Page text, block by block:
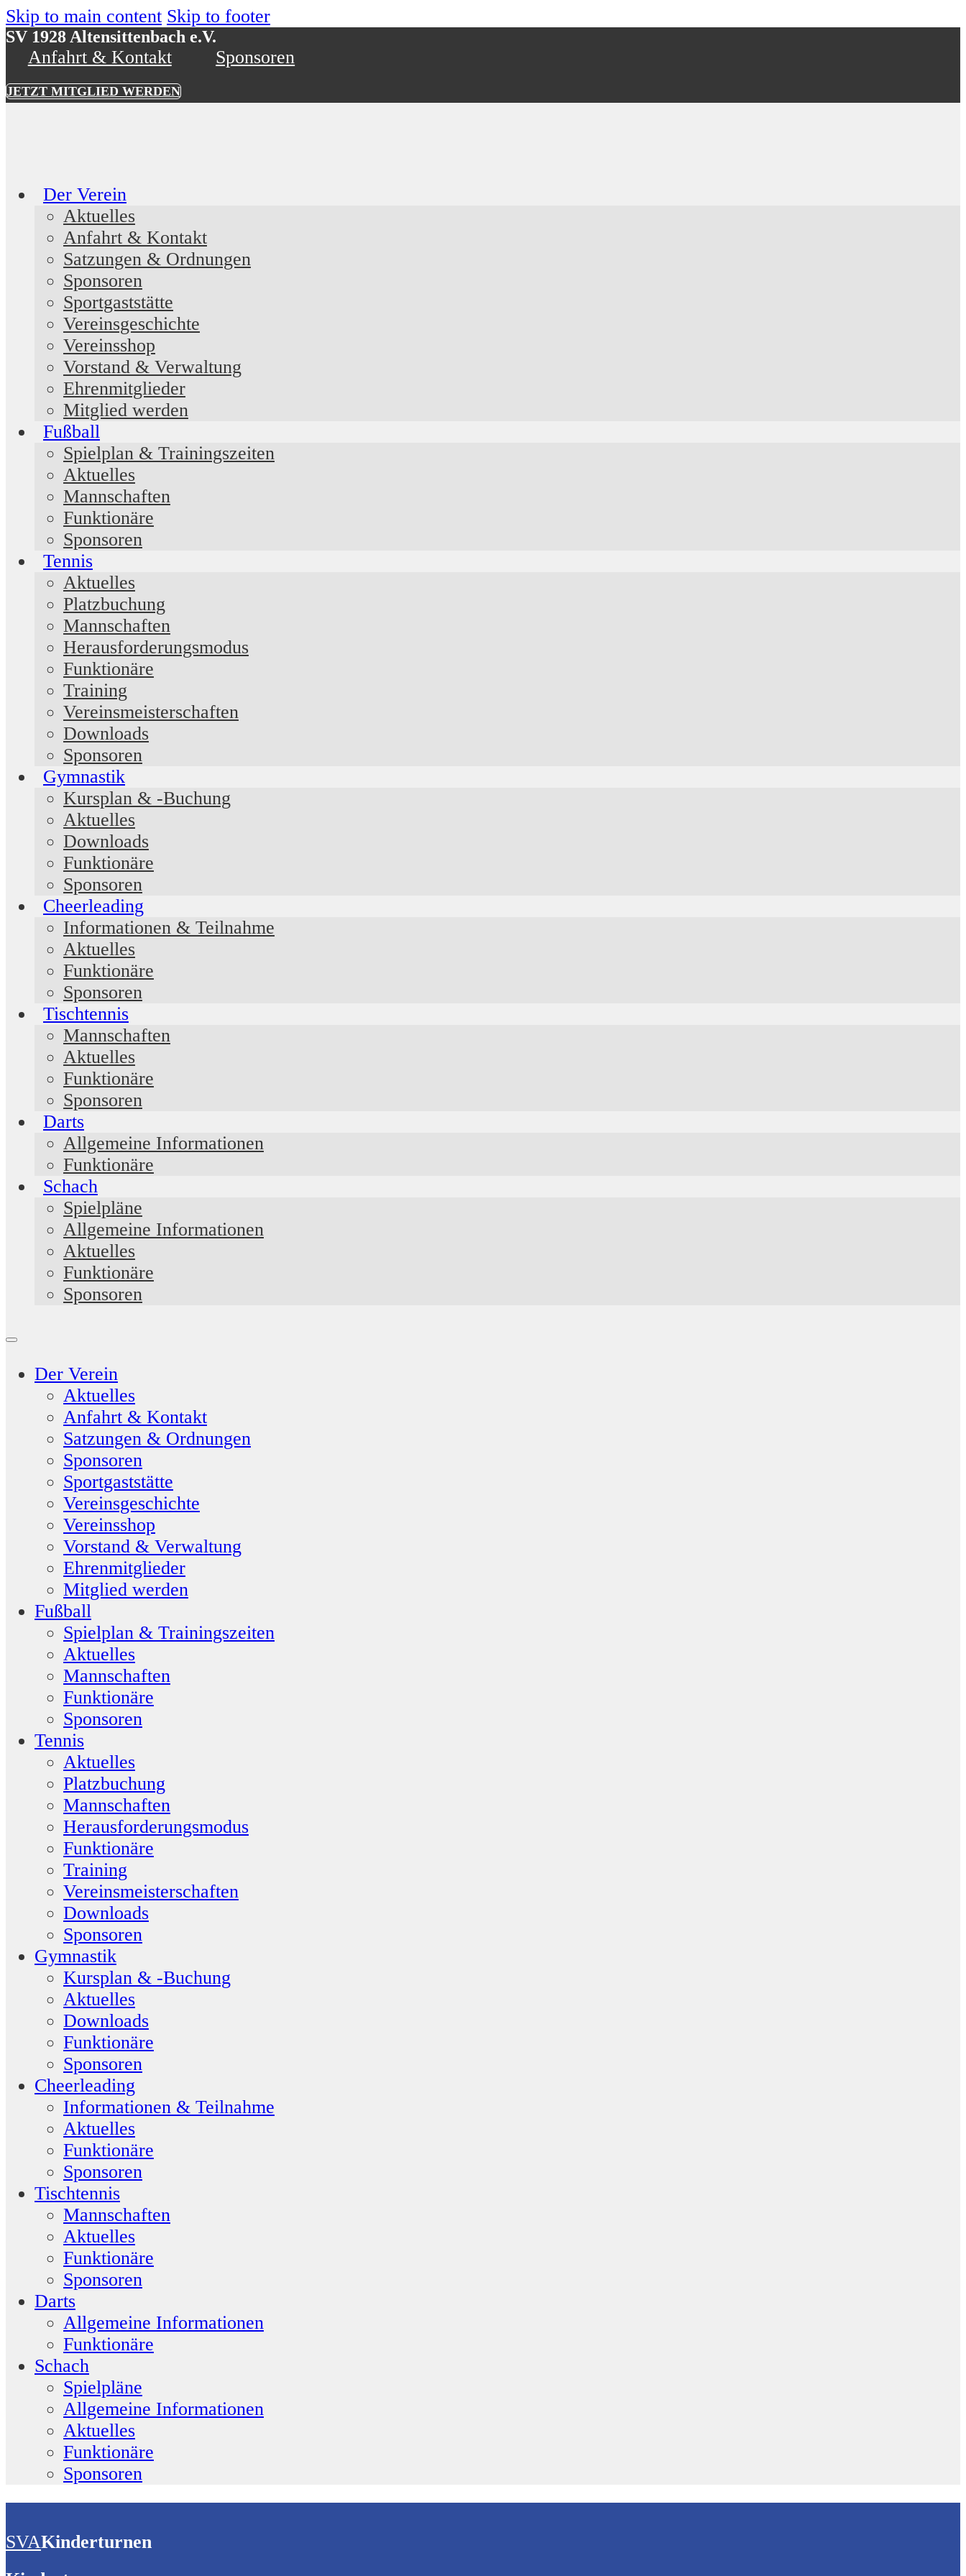
Skip to main content Skip to footer
SV 1928 Altensittenbach e.V.
Anfahrt & Kontakt Sponsoren
JETZT MITGLIED WERDEN
Der Verein
Aktuelles
Anfahrt & Kontakt
Satzungen & Ordnungen
Sponsoren
Sportgaststätte
Vereinsgeschichte
Vereinsshop
Vorstand & Verwaltung
Ehrenmitglieder
Mitglied werden
Fußball
Spielplan & Trainingszeiten
Aktuelles
Mannschaften
Funktionäre
Sponsoren
Tennis
Aktuelles
Platzbuchung
Mannschaften
Herausforderungsmodus
Funktionäre
Training
Vereinsmeisterschaften
Downloads
Sponsoren
Gymnastik
Kursplan & -Buchung
Aktuelles
Downloads
Funktionäre
Sponsoren
Cheerleading
Informationen & Teilnahme
Aktuelles
Funktionäre
Sponsoren
Tischtennis
Mannschaften
Aktuelles
Funktionäre
Sponsoren
Darts
Allgemeine Informationen
Funktionäre
Schach
Spielpläne
Allgemeine Informationen
Aktuelles
Funktionäre
Sponsoren
Der Verein
Aktuelles
Anfahrt & Kontakt
Satzungen & Ordnungen
Sponsoren
Sportgaststätte
Vereinsgeschichte
Vereinsshop
Vorstand & Verwaltung
Ehrenmitglieder
Mitglied werden
Fußball
Spielplan & Trainingszeiten
Aktuelles
Mannschaften
Funktionäre
Sponsoren
Tennis
Aktuelles
Platzbuchung
Mannschaften
Herausforderungsmodus
Funktionäre
Training
Vereinsmeisterschaften
Downloads
Sponsoren
Gymnastik
Kursplan & -Buchung
Aktuelles
Downloads
Funktionäre
Sponsoren
Cheerleading
Informationen & Teilnahme
Aktuelles
Funktionäre
Sponsoren
Tischtennis
Mannschaften
Aktuelles
Funktionäre
Sponsoren
Darts
Allgemeine Informationen
Funktionäre
Schach
Spielpläne
Allgemeine Informationen
Aktuelles
Funktionäre
Sponsoren
SVAKinderturnen